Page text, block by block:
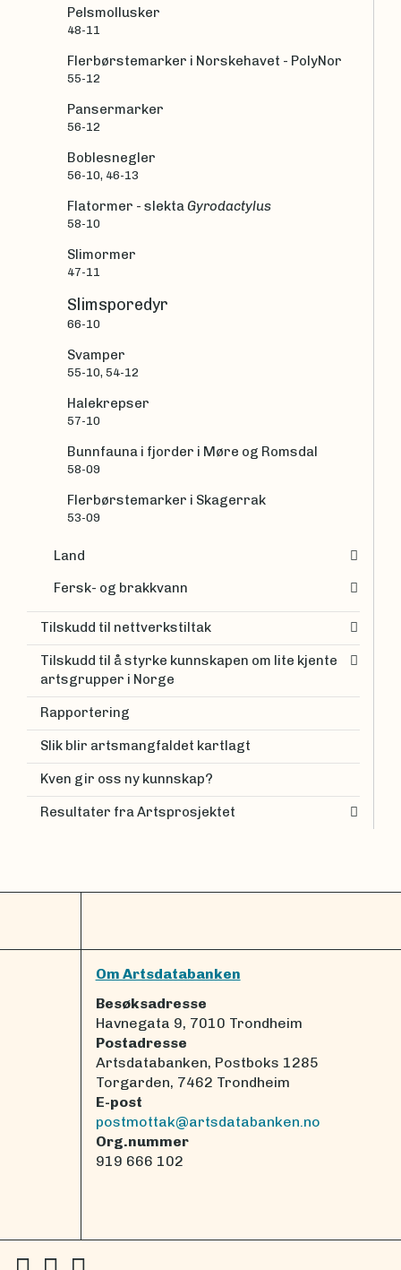
Pelsmollusker
48-11
Flerbørstemarker i Norskehavet - PolyNor
55-12
Pansermarker
56-12
Boblesnegler
56-10, 46-13
Flatormer - slektaGyrodactylus
58-10
Slimormer
47-11
Slimsporedyr
66-10
Svamper
55-10, 54-12
Halekrepser
57-10
Bunnfauna i fjorder i Møre og Romsdal
58-09
Flerbørstemarker i Skagerrak
53-09
Land
Fersk- og brakkvann
Tilskudd til nettverkstiltak
Tilskudd til å styrke kunnskapen om lite kjente
artsgrupper i Norge
Rapportering
Slik blir artsmangfaldet kartlagt
Kven gir oss ny kunnskap?
Resultater fra Artsprosjektet
Om Artsdatabanken
Besøksadresse
Havnegata 9, 7010 Trondheim
Postadresse
Artsdatabanken, Postboks 1285
Torgarden, 7462 Trondheim
E-post
postmottak@artsdatabanken.no
Org.nummer
919 666 102